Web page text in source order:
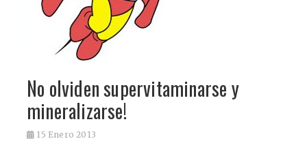
No olviden supervitaminarse y
mineralizarse!
15 Enero 2013